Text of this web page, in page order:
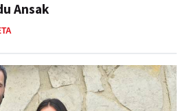
Ansak